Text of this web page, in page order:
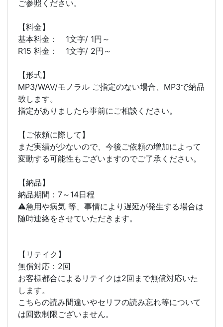
ご参照ください。
【料金】
基本料金： 1文字/ 1円～
R15 料金： 1文字/ 2円～
【形式】
MP3/WAV/モノラル ご指定のない場合、MP3で納品
致します。
指定がありましたら事前にご相談ください。
【ご依頼に際して】
まだ実績が少ないので、今後ご依頼の増加によって
変動する可能性もございますのでご了承ください。
【納品】
納品期間：7～14日程
⚠急用や病気 等、事情により遅延が発生する場合は
随時連絡をさせていただきます。
【リテイク】
無償対応：2回
お客様都合によるリテイクは2回まで無償対応いた
します。
こちらの読み間違いやセリフの読み忘れ等について
は回数制限ございません。